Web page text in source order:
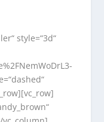
style=“3d“